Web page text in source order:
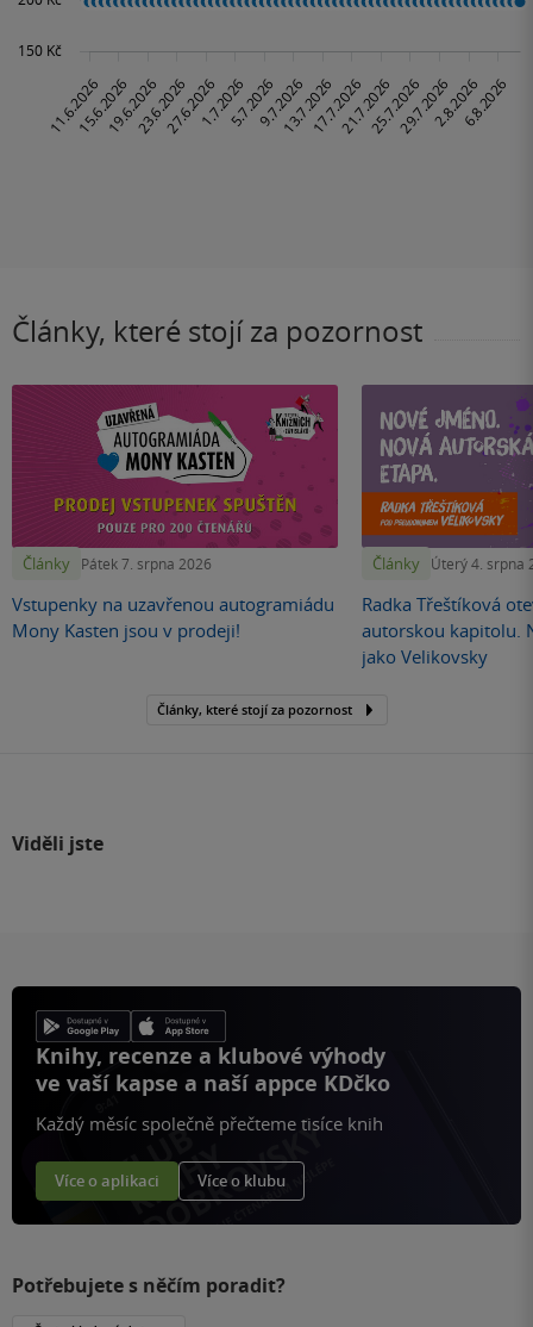
Články, které stojí za pozornost
Články Pátek 7. srpna 2026
Vstupenky na uzavřenou autogramiádu
Mony Kasten jsou v prodeji!
Články Úterý 4. srpna
Radka Třeštíková
autorskou kapitolu.
jako Velikovsky
Články, které stojí za pozornost
Viděli jste
Knihy, recenze a klubové výhody
ve vaší kapse a naší appce KDčko
Každý měsíc společně přečteme tisíce knih
Více o aplikaci Více o klubu
Potřebujete s něčím poradit?